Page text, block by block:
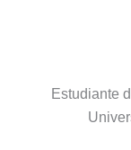
Estudiante